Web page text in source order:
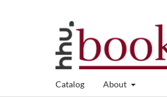
Catalog About